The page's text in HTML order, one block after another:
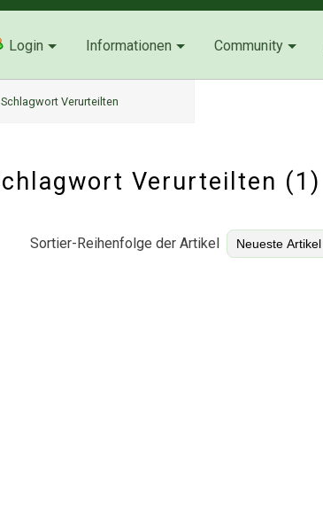
Login Informationen Community
Verurteilten
Verurteilten (1)
Sortier-Reihenfolge der Artikel